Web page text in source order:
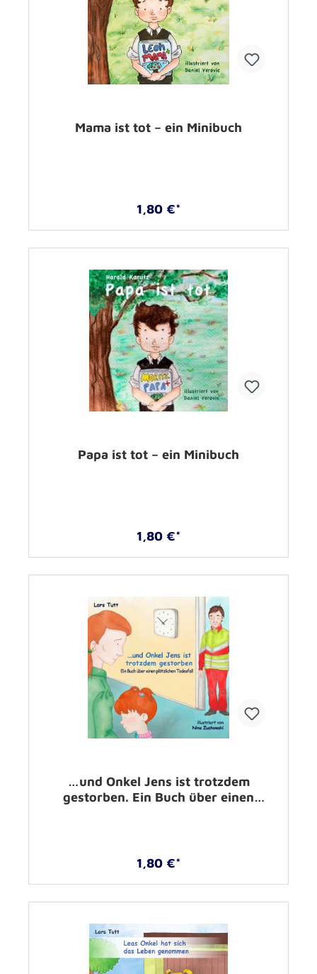
Mama ist tot – ein Minibuch
1,80 €*
Papa ist tot – ein Minibuch
1,80 €*
…und Onkel Jens ist trotzdem
gestorben. Ein Buch über einen
1,80 €*